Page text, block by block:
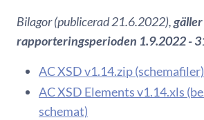
Bilagor (publicerad 21.6.2022),
rapporteringsperioden 1.9.2022 -
AC XSD v1.14.zip (schemafiler)
AC XSD Elements v1.14.xls
schemat)